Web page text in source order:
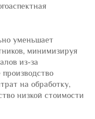
уменьшает
минимизируя
из-за
на обработку,
низкой стоимости